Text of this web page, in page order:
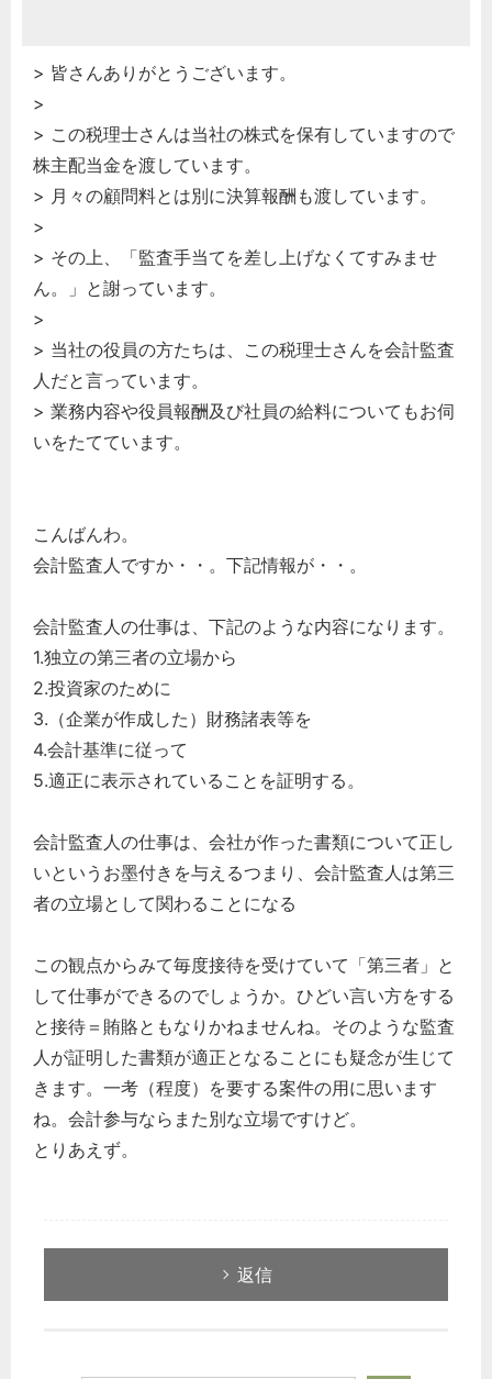
> 皆さんありがとうございます。
>
> この税理士さんは当社の株式を保有していますので
株主配当金を渡しています。
> 月々の顧問料とは別に決算報酬も渡しています。
>
> その上、「監査手当てを差し上げなくてすみませ
ん。」と謝っています。
>
> 当社の役員の方たちは、この税理士さんを会計監査
人だと言っています。
> 業務内容や役員報酬及び社員の給料についてもお伺
いをたてています。
こんばんわ。
会計監査人ですか・・。下記情報が・・。
会計監査人の仕事は、下記のような内容になります。
1.独立の第三者の立場から
2.投資家のために
3.（企業が作成した）財務諸表等を
4.会計基準に従って
5.適正に表示されていることを証明する。
会計監査人の仕事は、会社が作った書類について正し
いというお墨付きを与えるつまり、会計監査人は第三
者の立場として関わることになる
この観点からみて毎度接待を受けていて「第三者」と
して仕事ができるのでしょうか。ひどい言い方をする
と接待＝賄賂ともなりかねませんね。そのような監査
人が証明した書類が適正となることにも疑念が生じて
きます。一考（程度）を要する案件の用に思います
ね。会計参与ならまた別な立場ですけど。
とりあえず。
返信
選択してください
労務管理
税務経理
企業法務
経営の知恵
総務の給湯室
秘書のノウハウ
次へ